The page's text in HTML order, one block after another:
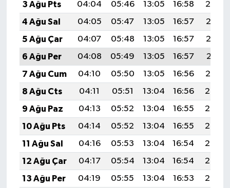
3 Ağu Pts
04:04 05:46 13:05 16:58
20:14
4 Ağu Sal
04:05 05:47 13:05 16:57
20:13
5 Ağu Çar
04:07 05:48 13:05 16:57
20:12
6 Ağu Per
04:08 05:49 13:05 16:57
20:11
7 Ağu Cum
04:10 05:50 13:05 16:56
20:10
8 Ağu Cts
04:11 05:51 13:04 16:56
20:08
9 Ağu Paz
04:13 05:52 13:04 16:55
20:07
10 Ağu Pts
04:14 05:52 13:04 16:55
20:06
11 Ağu Sal
04:16 05:53 13:04 16:54
20:05
12 Ağu Çar
04:17 05:54 13:04 16:54
20:03
13 Ağu Per
04:19 05:55 13:04 16:53
20:02